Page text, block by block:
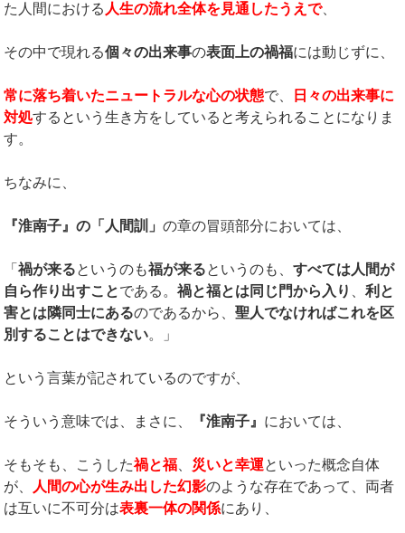
た人間における 人生の流れ全体を見通したうえで、
その中で現れる個々の出来事の表面上の禍福には動じずに、
常に落ち着いたニュートラルな心の状態で、
日々の出来事に
対処するという生き方をしていると考えられることになりま
す。
ちなみに、
『淮南子』の 「人間訓」の章の冒頭部分においては、
「禍が来るというのも福が来るというのも、すべては人間が
自ら作り出すことである。禍と福とは同じ門から入り 、利と
害とは隣同士にあるのであるから、聖人でなければこれを区
別することはできない。」
という言葉が記されているのですが、
そういう意味では、まさに、 『淮南子』 においては、
そもそも、こうした禍と福、 災いと幸運といった概念自体
が、 人間の心が生み出した幻影のような存在であって、両者
は互いに不可分は表裏一体の関係にあり、